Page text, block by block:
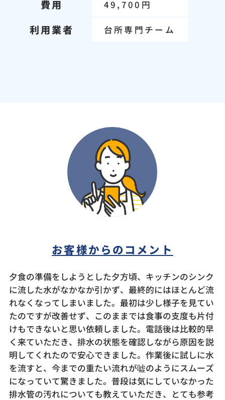
費用 49,700円
利用業者 台所専門チーム
お客様からのコメント
夕食の準備をしようとした夕方頃、キッチンのシンク
に流した水がなかなか引かず、最終的にはほとんど流
れなくなってしまいました。最初は少し様子を見てい
たのですが改善せず、このままでは食事の支度も片付
けもできないと思い依頼しました。電話後は比較的早
く来ていただき、排水の状態を確認しながら原因を説
明してくれたので安心できました。作業後に試しに水
を流すと、今までの重たい流れが嘘のようにスムーズ
になっていて驚きました。普段は気にしていなかった
排水管の汚れについても教えていただき、とても参考